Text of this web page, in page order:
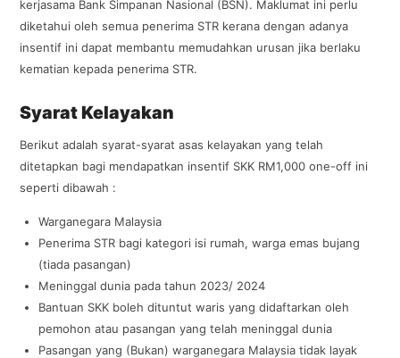
kerjasama Bank Simpanan Nasional (BSN). Maklumat ini perlu
diketahui oleh semua penerima STR kerana dengan adanya
insentif ini dapat membantu memudahkan urusan jika berlaku
kematian kepada penerima STR.
Syarat Kelayakan
Berikut adalah syarat-syarat asas kelayakan yang telah
ditetapkan bagi mendapatkan insentif SKK RM1,000 one-off ini
seperti dibawah :
Warganegara Malaysia
Penerima STR bagi kategori isi rumah, warga emas bujang
(tiada pasangan)
Meninggal dunia pada tahun 2023/ 2024
Bantuan SKK boleh dituntut waris yang didaftarkan oleh
pemohon atau pasangan yang telah meninggal dunia
Pasangan yang (Bukan) warganegara Malaysia tidak layak